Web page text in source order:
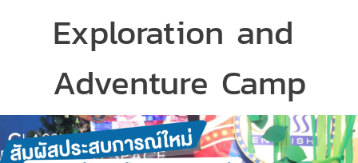
Exploration and
Adventure Camp